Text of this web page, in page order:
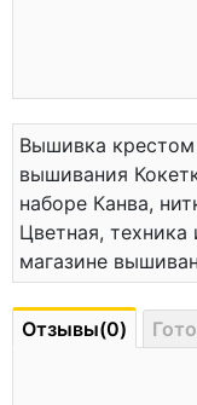
Вышивка
вышивания
наборе Канва,
Цветная,
магазине
Отзывы(0)